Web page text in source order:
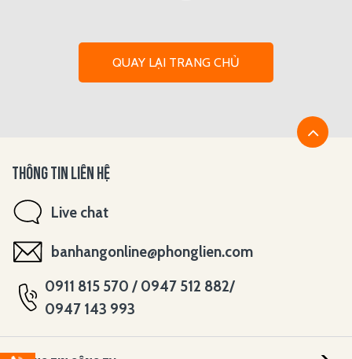
QUAY LẠI TRANG CHỦ
THÔNG TIN LIÊN HỆ
Live chat
banhangonline@phonglien.com
0911 815 570 / 0947 512 882/
0947 143 993